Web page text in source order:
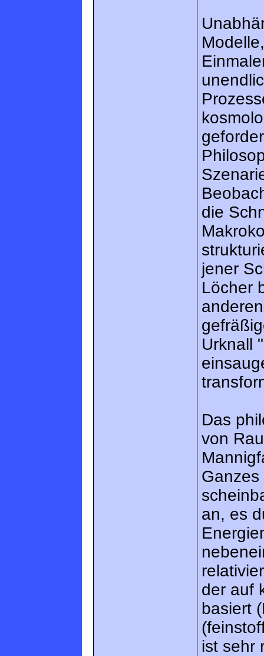
die
jener
Löcher
Urknall
Das
von
an, es
der auf
basiert
ist sehr